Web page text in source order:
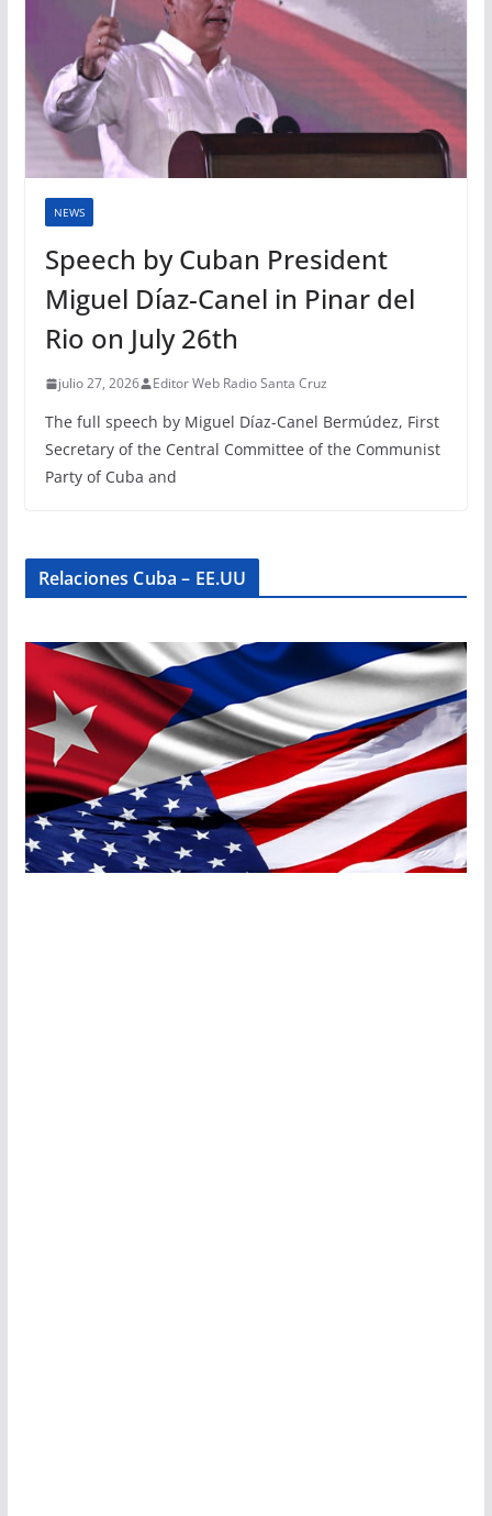
NEWS
Speech by Cuban President
Miguel Díaz-Canel in Pinar del
Rio on July 26th
julio 27, 2026 Editor Web Radio Santa Cruz
The full speech by Miguel Díaz-Canel Bermúdez, First
Secretary of the Central Committee of the Communist
Party of Cuba and
Relaciones Cuba – EE.UU